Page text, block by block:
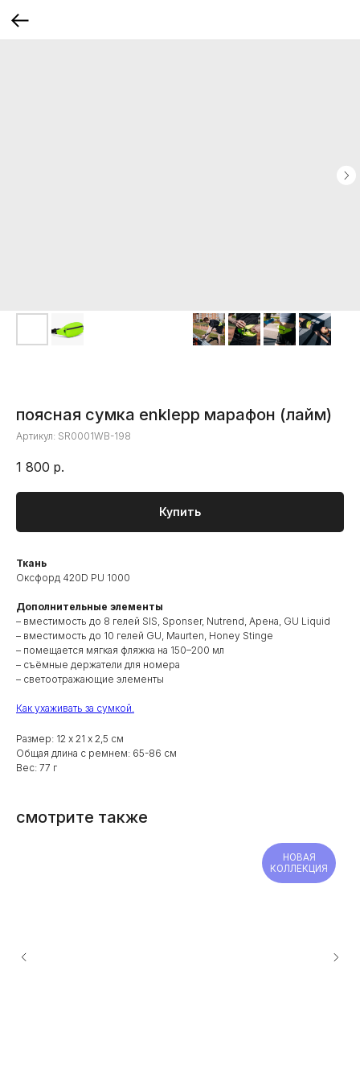
поясная сумка enklepp марафон (лайм)
Артикул: SR0001WB-198
1 800 р.
Купить
Ткань
Оксфорд 420D PU 1000
Дополнительные элементы
– вместимость до 8 гелей SIS, Sponser, Nutrend, Арена, GU Liquid
– вместимость до 10 гелей GU, Maurten, Honey Stinge
– помещается мягкая фляжка на 150–200 мл
– съёмные держатели для номера
– светоотражающие элементы
Как ухаживать за сумкой.
Размер: 12 х 21 х 2,5 см
Общая длина с ремнем: 65-86 см
Вес: 77 г
смотрите также
НОВАЯ
КОЛЛЕКЦИЯ